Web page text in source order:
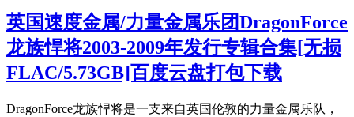
英国速度金属/力量金属乐团DragonForce
龙族悍将2003-2009年发行专辑合集[无损
FLAC/5.73GB]百度云盘打包下载
DragonForce龙族悍将是一支来自英国伦敦的力量金属乐队，